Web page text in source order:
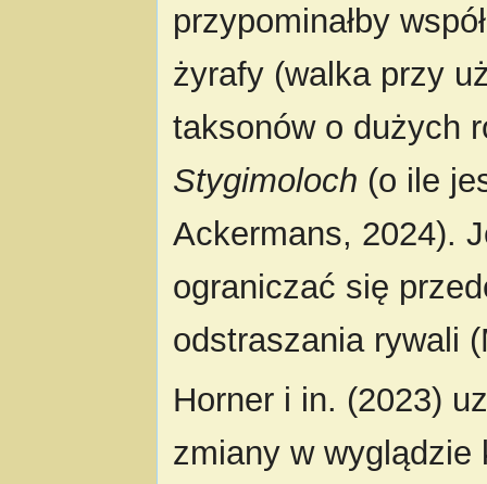
przypominałby
żyrafy (walka przy
taksonów o dużych
Stygimoloch (o ile
Ackermans, 2024).
ograniczać się
odstraszania rywali
Horner i in. (2023)
zmiany w wyglądzie